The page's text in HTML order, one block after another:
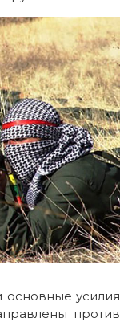
основные усилия
против